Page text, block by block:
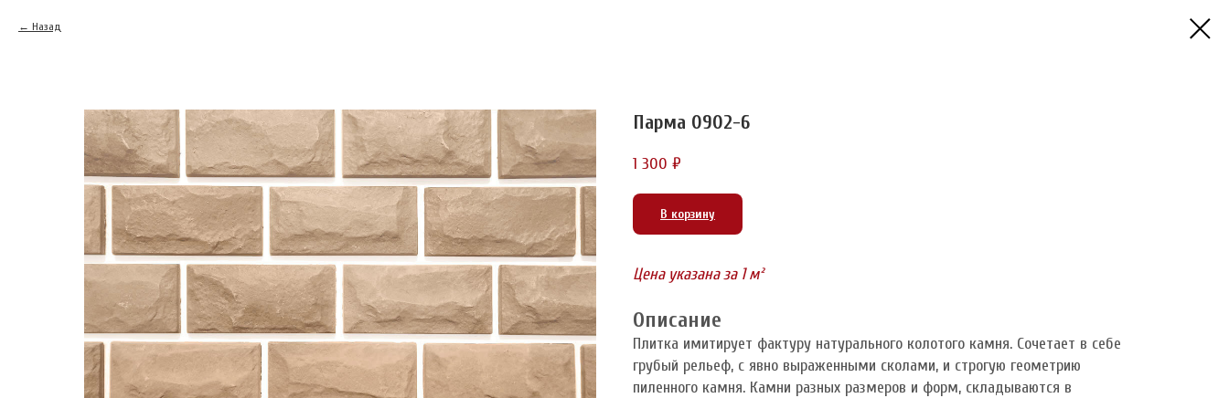
Назад
Парма 0902-6
1 300 ₽
В корзину
Цена указана за 1 м²
Описание
Плитка имитирует фактуру натурального колотого камня. Сочетает в себе
грубый рельеф, с явно выраженными сколами, и строгую геометрию
пиленного камня. Камни разных размеров и форм, складываются в